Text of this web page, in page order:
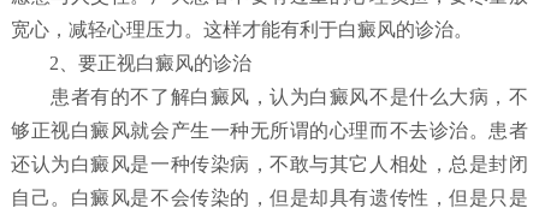
宽心，减轻心理压力。这样才能有利于白癜风的诊治。
2、要正视白癜风的诊治
患者有的不了解白癜风，认为白癜风不是什么大病，不
够正视白癜风就会产生一种无所谓的心理而不去诊治。患者
还认为白癜风是一种传染病，不敢与其它人相处，总是封闭
自己。白癜风是不会传染的，但是却具有遗传性，但是只是